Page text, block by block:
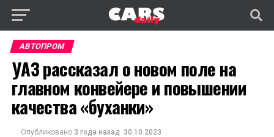
АВТОПРОМ
УАЗ рассказал о новом поле на
главном конвейере и повышении
качества «буханки»
Опубликовано 3 года назад 30.10.2023